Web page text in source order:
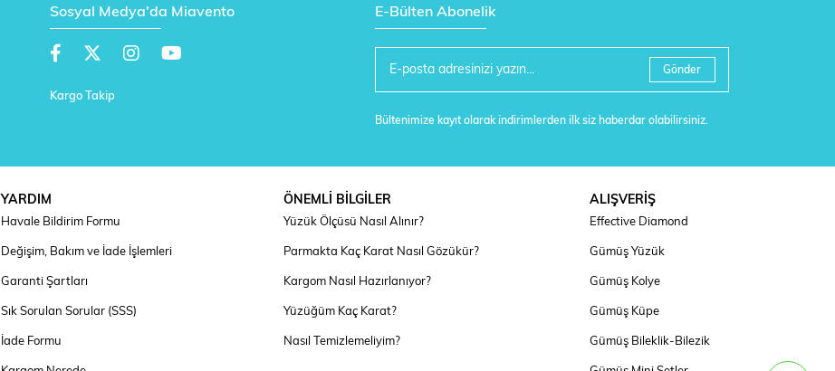
Sosyal Medya'da Miavento
Kargo Takip
E-Bülten Abonelik
Gönder
Bültenimize kayıt olarak indirimlerden ilk siz haberdar olabilirsiniz.
YARDIM
Havale Bildirim Formu
Değişim, Bakım ve İade İşlemleri
Garanti Şartları
Sık Sorulan Sorular (SSS)
İade Formu
ÖNEMLİ BİLGİLER
Yüzük Ölçüsü Nasıl Alınır?
Parmakta Kaç Karat Nasıl Gözükür?
Kargom Nasıl Hazırlanıyor?
Yüzüğüm Kaç Karat?
Nasıl Temizlemeliyim?
ALIŞVERİŞ
Effective Diamond
Gümüş Yüzük
Gümüş Kolye
Gümüş Küpe
Gümüş Bileklik-Bilezik